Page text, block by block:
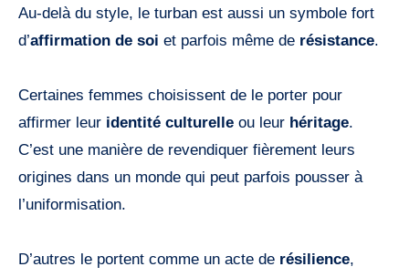
Au-delà du style, le turban est aussi un symbole fort
d’affirmation de soi et parfois même de résistance.
Certaines femmes choisissent de le porter pour
affirmer leur identité culturelle ou leur héritage.
C’est une manière de revendiquer fièrement leurs
origines dans un monde qui peut parfois pousser à
l’uniformisation.
D’autres le portent comme un acte de résilience,